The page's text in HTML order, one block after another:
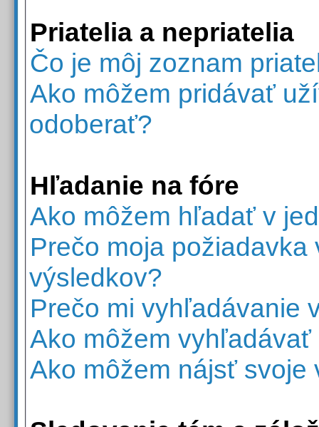
Priatelia a nepriatelia
Čo je môj zoznam
Ako môžem pridávať
odoberať?
Hľadanie na fóre
Ako môžem hľadať v
Prečo moja
výsledkov?
Prečo mi vyhľadávanie
Ako môžem vyhľadávať
Ako môžem nájsť svoje